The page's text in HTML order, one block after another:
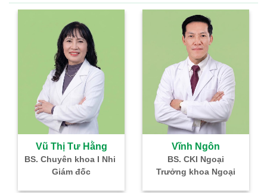
Vũ Thị Tư Hằng
BS. Chuyên khoa I Nhi
Giám đốc
Vĩnh Ngôn
BS. CKI Ngoại
Trưởng khoa Ngoại